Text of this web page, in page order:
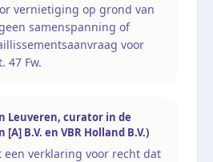
vernietiging op grond van
samenspanning of
voor
47 Fw.
Leuveren, curator in de
B.V. en VBR Holland B.V.)
een verklaring voor recht dat